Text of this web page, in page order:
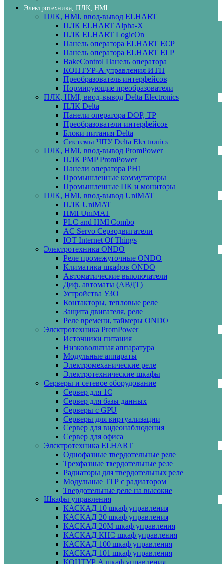
Электротехника, ПЛК, HMI
ПЛК, HMI, ввод-вывод ELHART
ПЛК ELHART Alpha-X
ПЛК ELHART LogicOn
Панель оператора ELHART ECP
Панель оператора ELHART ELP
BakeControl Панель оператора
КОНТУР-А управления ИТП
Преобразователь интерфейсов
Нормирующие преобразователи
ПЛК, HMI, ввод-вывод Delta Electronics
ПЛК Delta
Панели оператора DOP, TP
Преобразователи интерфейсов
Блоки питания Delta
Системы ЧПУ Delta Electronics
ПЛК, HMI, ввод-вывод PromPower
ПЛК PMP PromPower
Панели оператора PH1
Промышленные коммутаторы
Промышленные ПК и мониторы
ПЛК, HMI, ввод-вывод UniMAT
ПЛК UniMAT
HMI UniMAT
PLC and HMI Combo
AC Servo Серводвигатели
IOT Internet Of Things
Электротехника ONDO
Реле промежуточные ONDO
Климатика шкафов ONDO
Автоматические выключатели
Диф. автоматы (АВДТ)
Устройства УЗО
Контакторы, тепловые реле
Защита двигателя, реле
Реле времени, таймеры ONDO
Электротехника PromPower
Источники питания
Низковольтная аппаратура
Модульные аппараты
Электромеханические реле
Электротехнические шкафы
Серверы и сетевое оборудование
Сервер для 1С
Сервер для базы данных
Серверы с GPU
Серверы для виртуализации
Сервер для видеонаблюдения
Сервер для офиса
Электротехника ELHART
Однофазные твердотельные реле
Трехфазные твердотельные реле
Радиаторы для твердотельных реле
Модульные ТТР с радиатором
Твердотельные реле на высокие
Шкафы управления
КАСКАД 10 шкаф управления
КАСКАД 20 шкаф управления
КАСКАД 20М шкаф управления
КАСКАД КНС шкаф управления
КАСКАД 100 шкаф управления
КАСКАД 101 шкаф управления
КОНТУР А шкаф управления